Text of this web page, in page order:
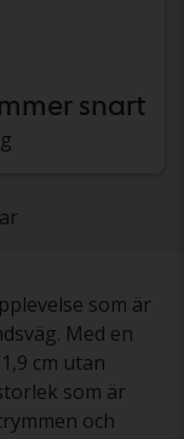
snart
som är
Med en
cm utan
som är
och